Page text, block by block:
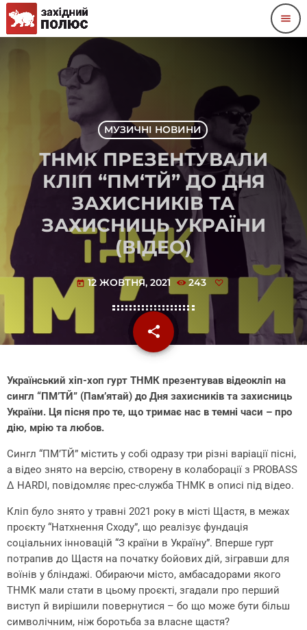
menu
МУЗИЧНІ НОВИНИ
ТНМК ПРЕЗЕНТУВАЛИ
КЛІП “ПМ‘ТЙ” ДО ДНЯ
ЗАХИСНИКІВ ТА
ЗАХИСНИЦЬ УКРАЇНИ
(ВІДЕО)
today 12 ЖОВТНЯ, 2021 243
share
email
Український хіп-хоп гурт ТНМК презентував відеокліп на
сингл “ПМ’ТЙ” (Пам’ятай) до Дня захисників та захисниць
України. Ця пісня про те, що тримає нас в темні часи – про
дію, мрію та любов.
Сингл “ПМ’ТЙ” містить у собі одразу три різні варіації пісні,
а відео знято на версію, створену в колаборації з PROBASS
∆ HARDI, повідомляє прес-служба ТНМК в описі під відео.
Кліп було знято у травні 2021 року в місті Щастя, в межах
проєкту “Натхнення Сходу”, що реалізує фундація
соціальних інновацій “З країни в Україну”. Вперше гурт
потрапив до Щастя на початку бойових дій, зігравши для
воїнів у бліндажі. Обираючи місто, амбасадорами якого
ТНМК мали стати в цьому проєкті, згадали про перший
виступ й вирішили повернутися – бо що може бути більш
символічним, ніж боротьба за власне щастя?